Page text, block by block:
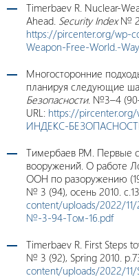
Timerbaev R. Nuclear-
Ahead. Security Index№ 2
https://pircenter.org/wp-
Weapon-Free-World.-
Многосторонние
планируя следующие
Безопасности. №3–4
URL: https://
ИНДЕКС-
Тимербаев Р.М. Первые
вооружений. О работе
ООН по разоружению
№ 3 (94), осень 2010.
content/uploads/2022/
№-3-94-Том-16.pdf
Timerbaev R. First Steps
№ 3 (92), Spring 2010.
content/uploads/2022/